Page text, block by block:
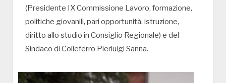
(Presidente IX Commissione Lavoro, formazione,
politiche giovanili, pari opportunità, istruzione,
diritto allo studio in Consiglio Regionale) e del
Sindaco di Colleferro Pierluigi Sanna.